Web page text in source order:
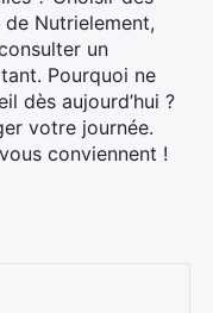
Nutrielement,
un
Pourquoi ne
dès aujourd’hui ?
votre journée.
conviennent !